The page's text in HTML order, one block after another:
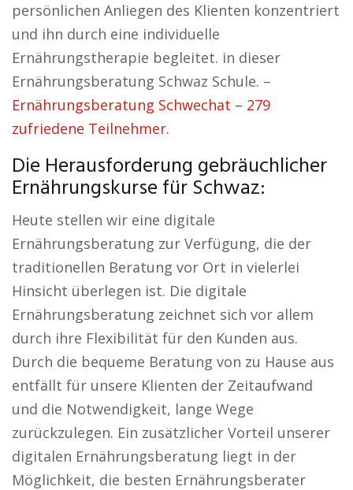
persönlichen Anliegen des Klienten konzentriert
und ihn durch eine individuelle
Ernährungstherapie begleitet. in dieser
Ernährungsberatung Schwaz Schule. –
Ernährungsberatung Schwechat – 279
zufriedene Teilnehmer.
Die Herausforderung gebräuchlicher
Ernährungskurse für Schwaz:
Heute stellen wir eine digitale
Ernährungsberatung zur Verfügung, die der
traditionellen Beratung vor Ort in vielerlei
Hinsicht überlegen ist. Die digitale
Ernährungsberatung zeichnet sich vor allem
durch ihre Flexibilität für den Kunden aus.
Durch die bequeme Beratung von zu Hause aus
entfällt für unsere Klienten der Zeitaufwand
und die Notwendigkeit, lange Wege
zurückzulegen. Ein zusätzlicher Vorteil unserer
digitalen Ernährungsberatung liegt in der
Möglichkeit, die besten Ernährungsberater